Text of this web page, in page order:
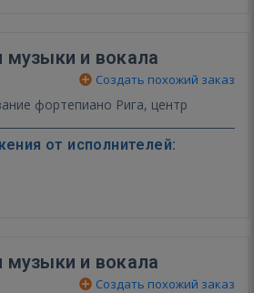
музыки и вокала
Создать похожий заказ
фортепиано Рига, центр
от исполнителей:
музыки и вокала
Создать похожий заказ